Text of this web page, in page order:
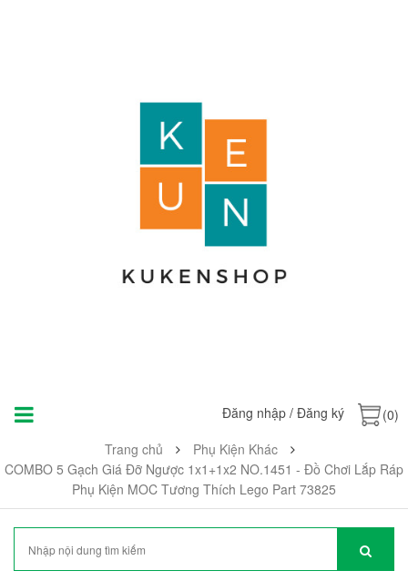
Đăng nhập / Đăng ký
(0)
Trang chủ
Phụ Kiện Khác
COMBO 5 Gạch Giá Đỡ Ngược 1x1+1x2 NO.1451 - Đồ Chơi Lắp Ráp
Phụ Kiện MOC Tương Thích Lego Part 73825